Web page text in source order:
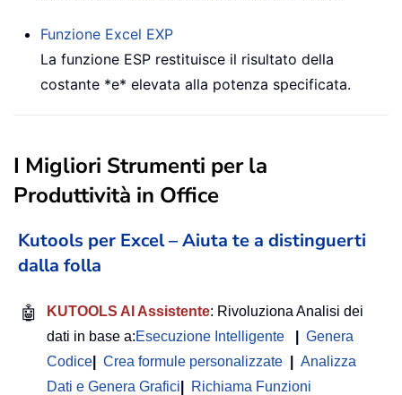
Funzione Excel EXP
La funzione ESP restituisce il risultato della
costante *e* elevata alla potenza specificata.
I Migliori Strumenti per la
Produttività in Office
Kutools per Excel – Aiuta te a distinguerti
dalla folla
🤖 KUTOOLS AI Assistente: Rivoluziona Analisi dei
dati in base a:Esecuzione Intelligente
Genera
Codice
Crea formule personalizzate
Analizza
Dati e Genera Grafici
Richiama Funzioni